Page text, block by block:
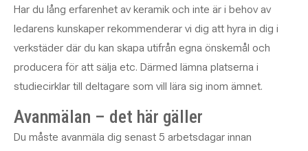
Har du lång erfarenhet av keramik och inte är i behov av
ledarens kunskaper rekommenderar vi dig att hyra in dig i
verkstäder där du kan skapa utifrån egna önskemål och
producera för att sälja etc. Därmed lämna platserna i
studiecirklar till deltagare som vill lära sig inom ämnet.
Avanmälan – det här gäller
Du måste avanmäla dig senast 5 arbetsdagar innan